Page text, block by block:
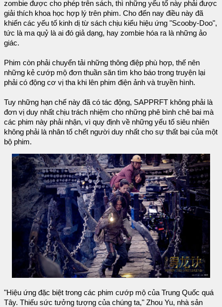
zombie được cho phép trên sách, thì những yếu tố này phải được
giải thích khoa học hợp lý trên phim. Cho đến nay điều này đã
khiến các yếu tố kinh dị từ sách chịu kiểu hiệu ứng "Scooby-Doo",
tức là ma quỷ là ai đó giả dạng, hay zombie hóa ra là những ảo
giác.
Phim còn phải chuyển tải những thông điệp phù hợp, thế nên
những kẻ cướp mộ đơn thuần săn tìm kho báo trong truyện lại
phải có động cơ vị tha khi lên phim điện ảnh và truyền hình.
Tuy những hạn chế này đã có tác động, SAPPRFT không phải là
đơn vị duy nhất chịu trách nhiệm cho những phê bình chê bai mà
các phim này phải nhận, vì quy định về những yếu tố siêu nhiên
không phải là nhân tố chết người duy nhất cho sự thất bại của một
bộ phim.
"Hiệu ứng đặc biệt trong các phim cướp mộ của Trung Quốc quá
Tây. Thiếu sức tưởng tượng của chúng ta," Zhou Yu, nhà sản